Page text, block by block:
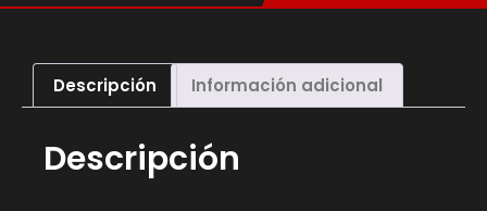
Descripción Información adicional
Descripción